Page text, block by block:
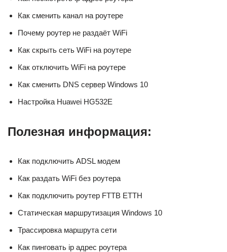
Как сменить канал на роутере
Почему роутер не раздаёт WiFi
Как скрыть сеть WiFi на роутере
Как отключить WiFi на роутере
Как сменить DNS сервер Windows 10
Настройка Huawei HG532E
Полезная информация:
Как подключить ADSL модем
Как раздать WiFi без роутера
Как подключить роутер FTTB ETTH
Статическая маршрутизация Windows 10
Трассировка маршрута сети
Как пинговать ip адрес роутера